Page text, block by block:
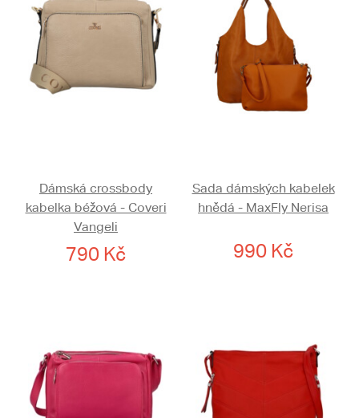
Dámská crossbody
kabelka béžová - Coveri
Vangeli
790 Kč
Sada dámských kabelek
hnědá - MaxFly Nerisa
990 Kč